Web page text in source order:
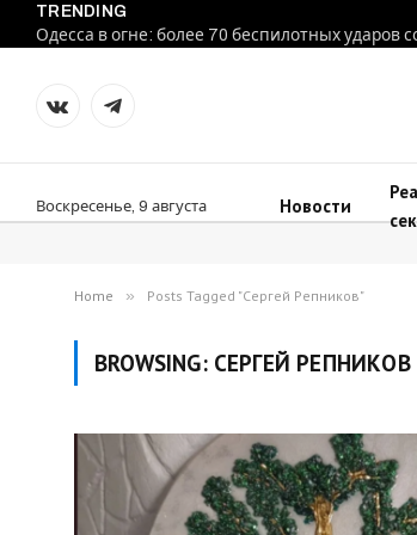
TRENDING
Одесса в огне: более 70 беспилотных ударов
VKontakteTelegram
Воскресенье, 9 августа Новости
Home » Posts Tagged "Сергей Репников"
BROWSING: СЕРГЕЙ РЕПНИКОВ